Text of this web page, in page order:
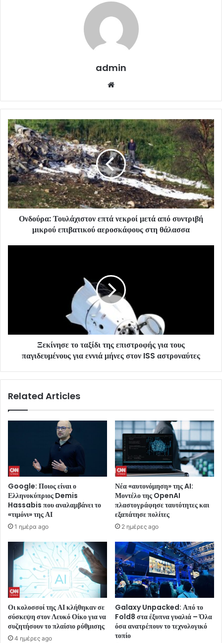
admin
Ονδούρα: Τουλάχιστον επτά νεκροί μετά από συντριβή
μικρού επιβατικού αεροσκάφους στη θάλασσα
Ξεκίνησε το ταξίδι της επιστροφής για τους
παγιδευμένους για εννιά μήνες στον ISS αστροναύτες
Related Articles
Google: Ποιος είναι ο
Ελληνοκύπριος Demis
Hassabis που αναλαμβάνει το
«τιμόνι» της ΑΙ
1 ημέρα ago
Νέα «αυτονόμηση» της AI:
Μοντέλο της OpenAI
πλαστογράφησε ταυτότητες και
εξαπάτησε πολίτες
2 ημέρες ago
Οι κολοσσοί της ΑΙ κλήθηκαν σε
σύσκεψη στον Λευκό Οίκο για να
συζητήσουν το πλαίσιο ρύθμισης
4 ημέρες ago
Galaxy Unpacked: Από το
Fold8 στα έξυπνα γυαλιά – Όλα
όσα ανατρέπουν το τεχνολογικό
τοπίο